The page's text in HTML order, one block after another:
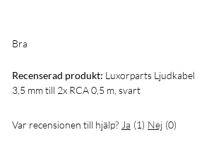
Bra
Recenserad produkt: Luxorparts Ljudkabel
3,5 mm till 2x RCA 0,5 m, svart
Var recensionen till hjälp? Ja (1) Nej (0)